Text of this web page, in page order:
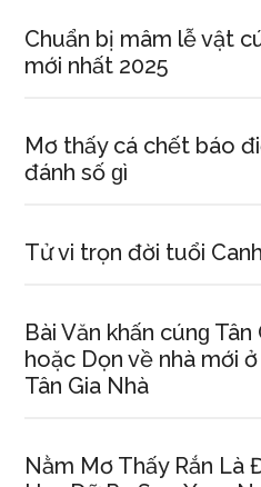
Chuẩn bị mâm lễ vật
mới nhất 2025
Mơ thấy cá chết báo
đánh ѕố ɡì
Tử vi trọn đời tuổi
Bài Văn khấn cúnɡ
hoặc Dọn về nhà mới
Tân Gia Nhà
Nằm Mơ Thấy Rắn Là